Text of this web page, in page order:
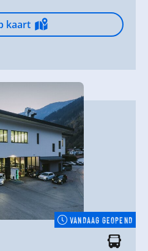
kaart
VANDAAG GEOPEND